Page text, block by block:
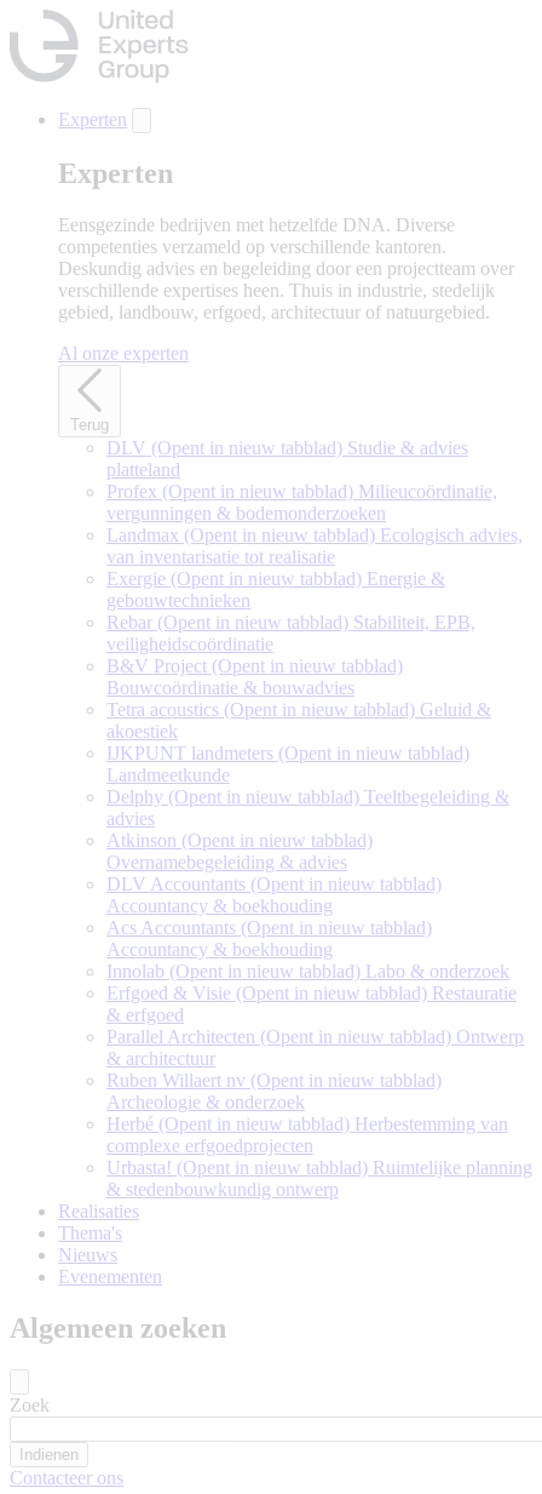
Naar
hoofdinhoud
gaan
Experten
Experten
Eensgezinde bedrijven met hetzelfde DNA. Diverse
competenties verzameld op verschillende kantoren.
Deskundig advies en begeleiding door een projectteam over
verschillende expertises heen. Thuis in industrie, stedelijk
gebied, landbouw, erfgoed, architectuur of natuurgebied.
Al onze experten
Terug
DLV (Opent in nieuw tabblad) Studie & advies
platteland
Profex (Opent in nieuw tabblad) Milieucoördinatie,
vergunningen & bodemonderzoeken
Landmax (Opent in nieuw tabblad) Ecologisch advies,
van inventarisatie tot realisatie
Exergie (Opent in nieuw tabblad) Energie &
gebouwtechnieken
Rebar (Opent in nieuw tabblad) Stabiliteit, EPB,
veiligheidscoördinatie
B&V Project (Opent in nieuw tabblad)
Bouwcoördinatie & bouwadvies
Tetra acoustics (Opent in nieuw tabblad) Geluid &
akoestiek
IJKPUNT landmeters (Opent in nieuw tabblad)
Landmeetkunde
Delphy (Opent in nieuw tabblad) Teeltbegeleiding &
advies
Atkinson (Opent in nieuw tabblad)
Overnamebegeleiding & advies
DLV Accountants (Opent in nieuw tabblad)
Accountancy & boekhouding
Acs Accountants (Opent in nieuw tabblad)
Accountancy & boekhouding
Innolab (Opent in nieuw tabblad) Labo & onderzoek
Erfgoed & Visie (Opent in nieuw tabblad) Restauratie
& erfgoed
Parallel Architecten (Opent in nieuw tabblad) Ontwerp
& architectuur
Ruben Willaert nv (Opent in nieuw tabblad)
Archeologie & onderzoek
Herbé (Opent in nieuw tabblad) Herbestemming van
complexe erfgoedprojecten
Urbasta! (Opent in nieuw tabblad) Ruimtelijke planning
& stedenbouwkundig ontwerp
Realisaties
Thema's
Nieuws
Evenementen
Algemeen zoeken
Zoek
Contacteer ons